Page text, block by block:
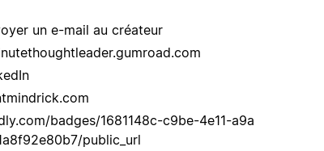
un e-mail au créateur
badges/1681148c-c9be-4e11-a9a
public_url